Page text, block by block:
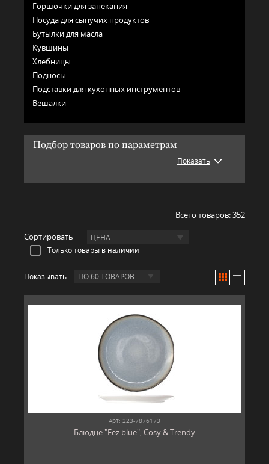
Горшочки для запекания
Посуда для сыпучих продуктов
Бутылки для масла
Кувшины
Хлебницы
Подносы
Подставки для кухонных инструментов
Вешалки
Подбор товаров по параметрам
Показать
Всего товаров:352
Сортировать
ЦЕНА
Только товары в наличии
Показывать ПО 60 ТОВАРОВ
Арт: 223-7876173
Блюдце "Fez blue", Cosy & Trendy